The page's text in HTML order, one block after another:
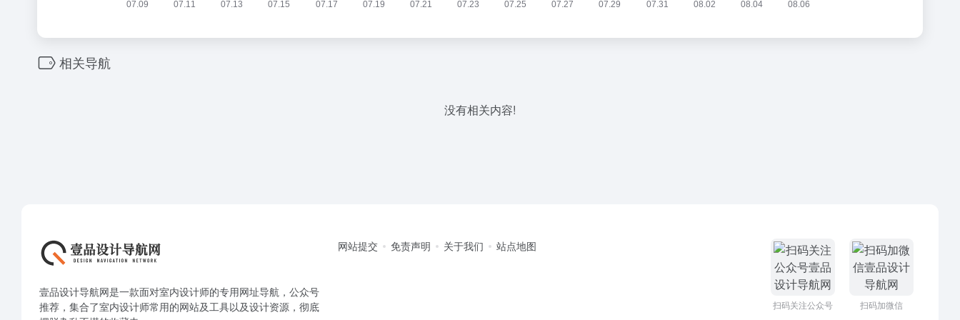
相关导航
没有相关内容!
壹品设计导航网是一款面对室内设计师的专用网址导航，公众号
推荐，集合了室内设计师常用的网站及工具以及设计资源，彻底
网站提交 免责声明 关于我们 站点地图
扫码关注公众号 扫码加微信